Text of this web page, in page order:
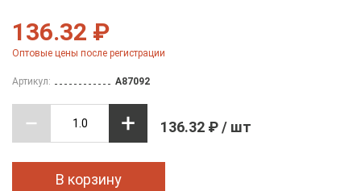
136.32 ₽
Оптовые цены после регистрации
Артикул: A87092
136.32 ₽ / шт
В корзину